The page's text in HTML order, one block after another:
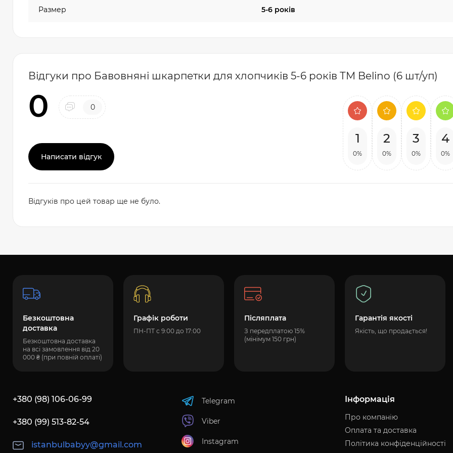
Размер 5-6 років
Відгуки про Бавовняні шкарпетки для хлопчиків 5-6 років ТМ Belino (6 шт/уп)
0 0
Написати відгук
1
0%
2
0%
3
0%
4
0%
Відгуків про цей товар ще не було.
Безкоштовна
доставка
Безкоштовна доставка
на всі замовлення від 20
000 ₴ (при повній оплаті)
Графік роботи
ПН-ПТ с 9:00 до 17:00
Післяплата
З передплатою 15%
(мінімум 150 грн)
Гарантія якості
Якість, що продається!
+380 (98) 106-06-99
+380 (99) 513-82-54
istanbulbabyy@gmail.com
Telegram
Viber
Instagram
Інформація
Про компанію
Оплата та доставка
Політика конфіденційності